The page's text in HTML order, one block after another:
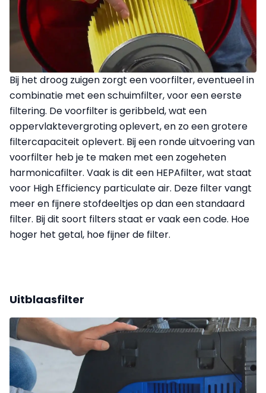
Bij het droog zuigen zorgt een voorfilter, eventueel in
combinatie met een schuimfilter, voor een eerste
filtering. De voorfilter is geribbeld, wat een
oppervlaktevergroting oplevert, en zo een grotere
filtercapaciteit oplevert. Bij een ronde uitvoering van
voorfilter heb je te maken met een zogeheten
harmonicafilter. Vaak is dit een HEPAfilter, wat staat
voor High Efficiency particulate air. Deze filter vangt
meer en fijnere stofdeeltjes op dan een standaard
filter. Bij dit soort filters staat er vaak een code. Hoe
hoger het getal, hoe fijner de filter.
Uitblaasfilter